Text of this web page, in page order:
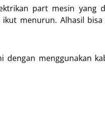
part mesin yang
menurun. Alhasil
dengan menggunakan